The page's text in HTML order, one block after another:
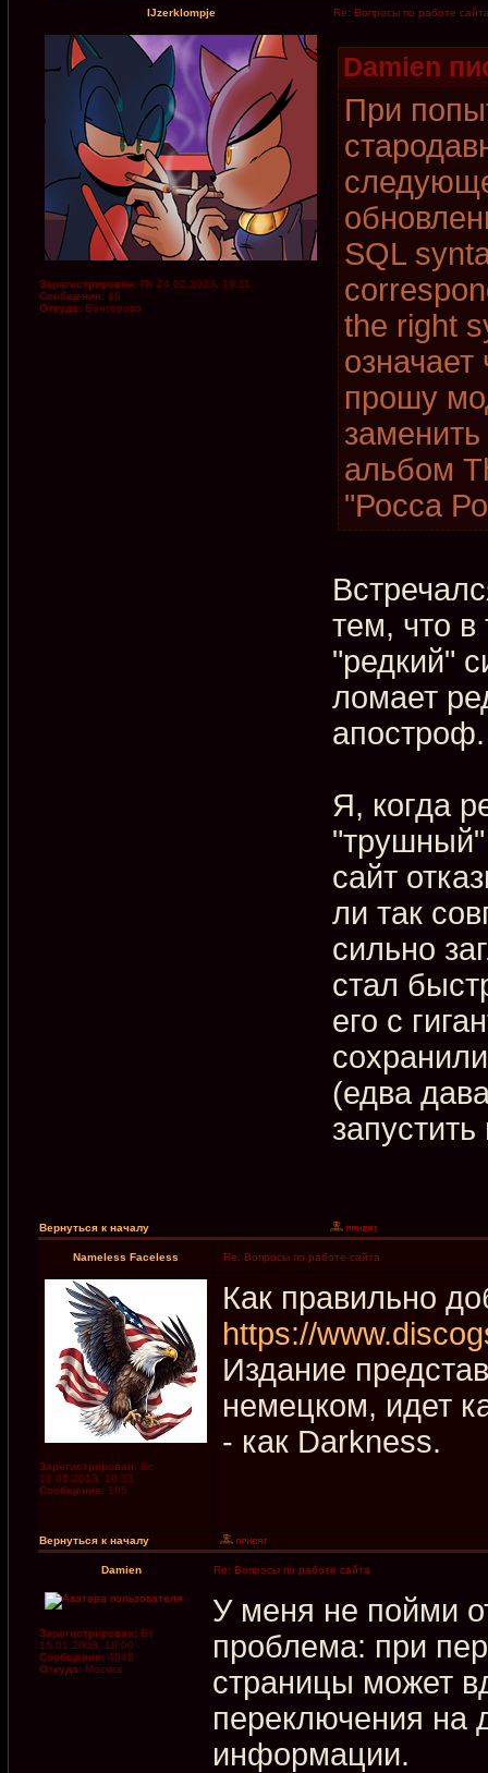
IJzerklompje Re: Вопросы по работе
Зарегистрирован: Пт 24.02.2023, 19:11
Сообщения: 46
Откуда: Венгерово
Damien
При
SQL
the right
означает
прошу
альбом
"Росса
тем, что в
"редкий"
ломает
апостроф.
Я, когда
сайт
ли так
сильно
стал
его с
(едва
Вернуться к началу
Nameless Faceless Re: Вопросы по работе сайта
Зарегистрирован: Вс
12.05.2013, 10:33
Сообщения: 195
Как правильно
https://
Издание
немецком, идет
- как Darkness.
Вернуться к началу
Damien Re: Вопросы по работе сайта
Зарегистрирован: Вт
15.01.2008, 18:00
Сообщения: 4048
Откуда: Москва
У меня не пойми
проблема: при
страницы может
переключения на
информации.